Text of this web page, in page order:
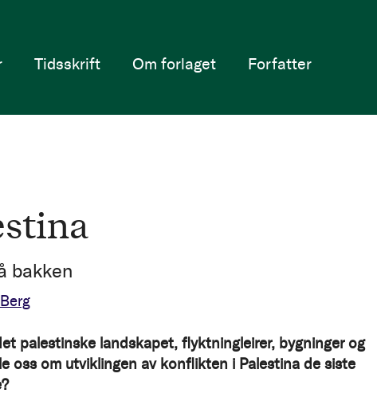
Tidsskrift Om forlaget Forfatter
bakken
palestinske landskapet, flyktningleirer, bygninger og
oss om utviklingen av konflikten i Palestina de siste